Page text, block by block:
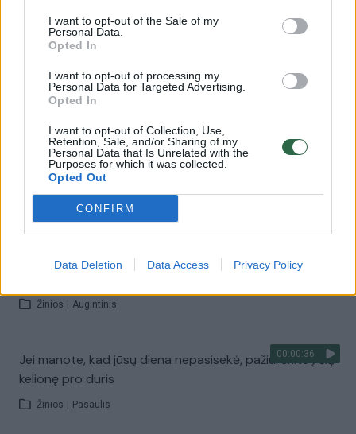
I want to opt-out of the Sale of my
Personal Data.
Opted In
I want to opt-out of processing my
Personal Data for Targeted Advertising.
Opted In
I want to opt-out of Collection, Use,
Retention, Sale, and/or Sharing of my
Personal Data that Is Unrelated with the
Purposes for which it was collected.
Opted Out
CONFIRM
Data Deletion Data Access Privacy Policy
juokiasi tūkstančiai
Žinios | Pramogos
00:00:50
Šeima, pamačiusi, kas vyksta prie jų durų, pakraupo –
nežinojo, ko imtis
Pasaulis
Būtų sunku patikėti merginos istorija, jei ne kamerų
Žinios Augintinis
00:00:36
Jei manote, kad jūsų diena nepasisekė, pažiūrėkite į šią
kelionę pro duris
Žinios Pasaulis